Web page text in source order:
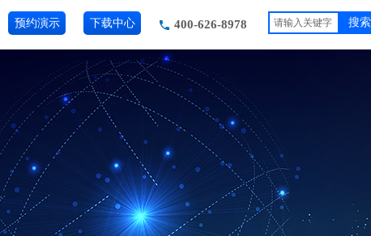
400-626-8978
预约演示 下载中心 搜索